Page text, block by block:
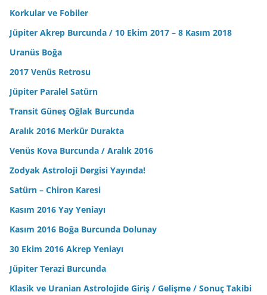
Korkular ve Fobiler
Jüpiter Akrep Burcunda / 10 Ekim 2017 – 8 Kasım 2018
Uranüs Boğa
2017 Venüs Retrosu
Jüpiter Paralel Satürn
Transit Güneş Oğlak Burcunda
Aralık 2016 Merkür Durakta
Venüs Kova Burcunda / Aralık 2016
Zodyak Astroloji Dergisi Yayında!
Satürn – Chiron Karesi
Kasım 2016 Yay Yeniayı
Kasım 2016 Boğa Burcunda Dolunay
30 Ekim 2016 Akrep Yeniayı
Jüpiter Terazi Burcunda
Klasik ve Uranian Astrolojide Giriş / Gelişme / Sonuç Takibi